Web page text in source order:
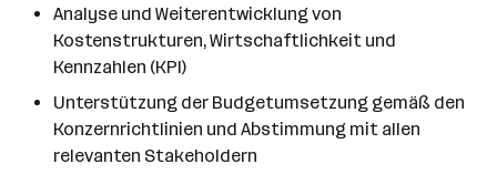
Analyse und Weiterentwicklung von
Kostenstrukturen, Wirtschaftlichkeit und
Kennzahlen (KPI)
Unterstützung der Budgetumsetzung gemäß den
Konzernrichtlinien und Abstimmung mit allen
relevanten Stakeholdern